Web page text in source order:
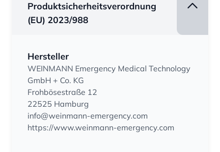
Produktsicherheitsverordnung
(EU) 2023/988
Hersteller
WEINMANN Emergency Medical Technology
GmbH + Co. KG
Frohbösestraße 12
22525 Hamburg
info@weinmann-emergency.com
https://www.weinmann-emergency.com